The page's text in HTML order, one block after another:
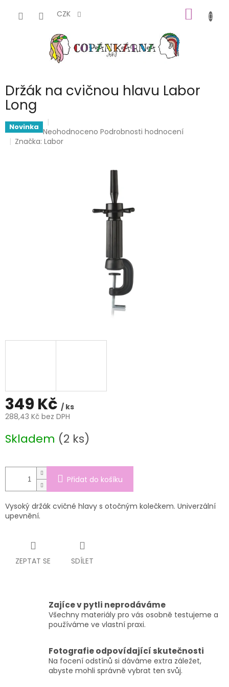
CZK
KOŠÍK
Držák na cvičnou hlavu Labor
Long
Novinka Průměrné
hodnocení
Neohodnoceno Podrobnosti hodnocení
Značka:Labor
349 Kč / ks
288,43 Kč bez DPH
cena:
Skladem (2 ks)
Přidat do košíku
Vysoký držák cvičné hlavy s otočným kolečkem. Univerzální
upevnění.
ZEPTAT SE SDÍLET
Zajíce v pytli neprodáváme
Všechny materiály pro vás osobně testujeme a
používáme ve vlastní praxi.
Fotografie odpovídající skutečnosti
Na focení odstínů si dáváme extra záležet,
abyste mohli správně vybrat ten svůj.